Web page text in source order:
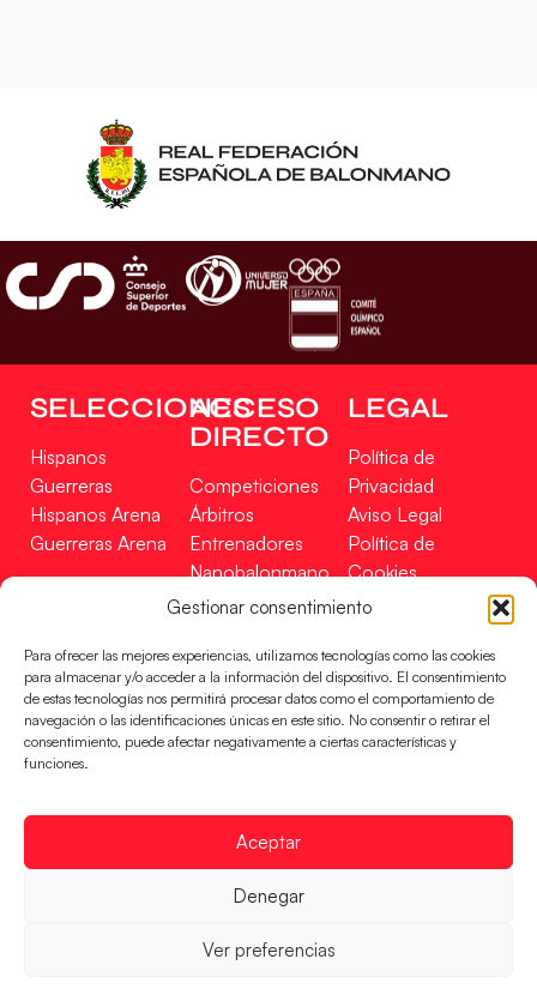
Gestionar consentimiento
Para ofrecer las mejores experiencias, utilizamos tecnologías como las cookies
para almacenar y/o acceder a la información del dispositivo. El consentimiento
de estas tecnologías nos permitirá procesar datos como el comportamiento de
navegación o las identificaciones únicas en este sitio. No consentir o retirar el
consentimiento, puede afectar negativamente a ciertas características y
funciones.
Aceptar
Denegar
Ver preferencias
SELECCIONES
Hispanos
Guerreras
Hispanos Arena
Guerreras Arena
ACCESO
DIRECTO
Competiciones
Árbitros
Entrenadores
Nanobalonmano
Tienda
LEGAL
Política de
Privacidad
Aviso Legal
Política de
Cookies
Mapa Web
Incidencias
CONTACTO
EN
FINANCIADO
RFEBM © 2024. Todos los derechos reservados –
Desarrollado por